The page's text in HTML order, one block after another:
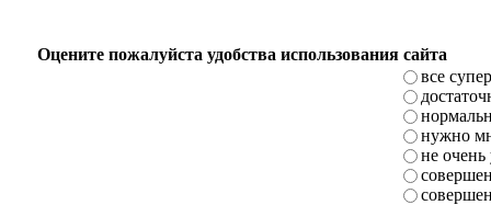
Оцените пожалуйста удобства использования сайта
все супер
нужно
не очень